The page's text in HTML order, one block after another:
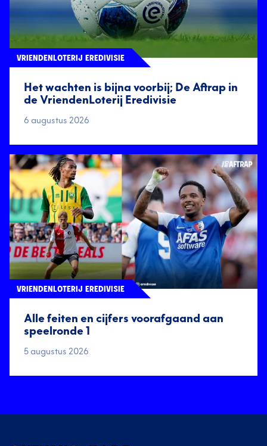
Het wachten is bijna voorbij; De Aftrap in
de VriendenLoterij Eredivisie
VRIENDENLOTERIJ EREDIVISIE
6 augustus 2026
Alle feiten en cijfers voorafgaand aan
speelronde 1
VRIENDENLOTERIJ EREDIVISIE
5 augustus 2026